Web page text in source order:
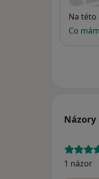
Na
Co
Názory
1 názor